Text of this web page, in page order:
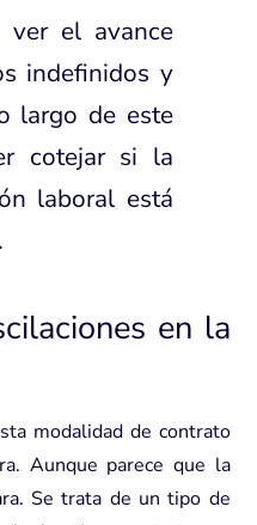
ver el avance
indefinidos y
largo de este
cotejar si la
laboral está
en la
modalidad de contrato
Aunque parece que la
Se trata de un tipo de